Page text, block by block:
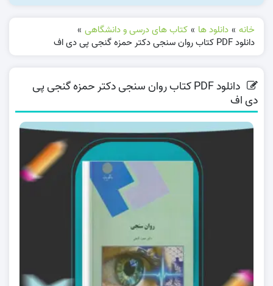
خانه » دانلود ها » کتاب های درسی و دانشگاهی »
دانلود PDF کتاب روان سنجی دکتر حمزه گنجی پی دی اف
دانلود PDF کتاب روان سنجی دکتر حمزه گنجی پی
دی اف